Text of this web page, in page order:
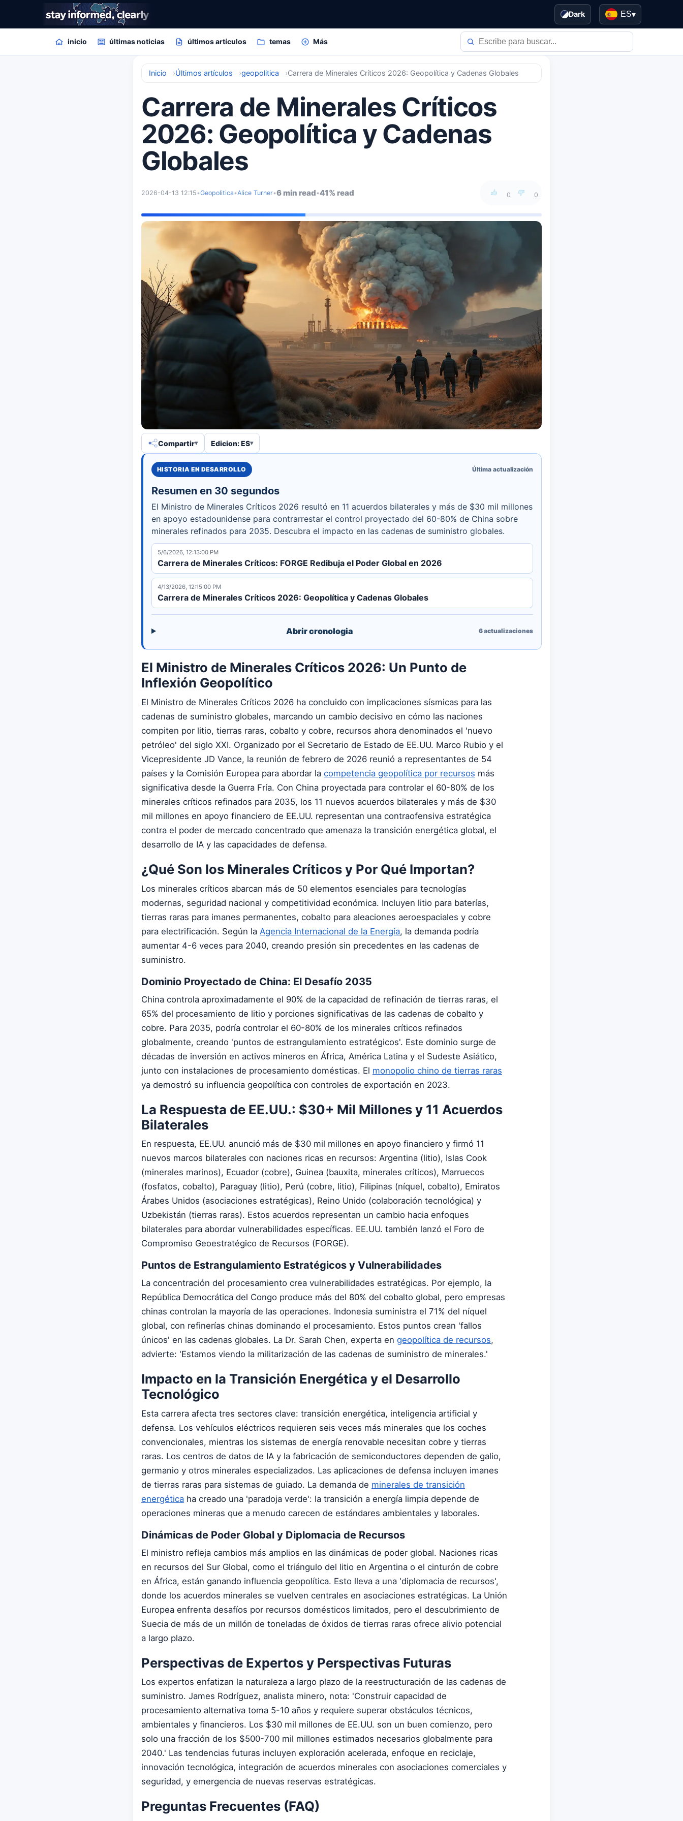
Dark ES▾
inicio últimas noticias últimos artículos temas Más
Inicio Últimos artículos geopolitica Carrera de Minerales Críticos 2026: Geopolítica y Cadenas Globales
Carrera de Minerales Críticos
2026: Geopolítica y Cadenas
Globales
0 0
2026-04-13 12:15•Geopolitica•Alice Turner•6 min read•41% read
Compartir Edicion: ES
HISTORIA EN DESARROLLO Última actualización
Resumen en 30 segundos
El Ministro de Minerales Críticos 2026 resultó en 11 acuerdos bilaterales y más de $30 mil millones
en apoyo estadounidense para contrarrestar el control proyectado del 60-80% de China sobre
minerales refinados para 2035. Descubra el impacto en las cadenas de suministro globales.
5/6/2026, 12:13:00 PM
Carrera de Minerales Críticos: FORGE Redibuja el Poder Global en 2026
4/13/2026, 12:15:00 PM
Carrera de Minerales Críticos 2026: Geopolítica y Cadenas Globales
Abrir cronologia 6actualizaciones
El Ministro de Minerales Críticos 2026: Un Punto de
Inflexión Geopolítico
El Ministro de Minerales Críticos 2026 ha concluido con implicaciones sísmicas para las
cadenas de suministro globales, marcando un cambio decisivo en cómo las naciones
compiten por litio, tierras raras, cobalto y cobre, recursos ahora denominados el 'nuevo
petróleo' del siglo XXI. Organizado por el Secretario de Estado de EE.UU. Marco Rubio y el
Vicepresidente JD Vance, la reunión de febrero de 2026 reunió a representantes de 54
países y la Comisión Europea para abordar la competencia geopolítica por recursos más
significativa desde la Guerra Fría. Con China proyectada para controlar el 60-80% de los
minerales críticos refinados para 2035, los 11 nuevos acuerdos bilaterales y más de $30
mil millones en apoyo financiero de EE.UU. representan una contraofensiva estratégica
contra el poder de mercado concentrado que amenaza la transición energética global, el
desarrollo de IA y las capacidades de defensa.
¿Qué Son los Minerales Críticos y Por Qué Importan?
Los minerales críticos abarcan más de 50 elementos esenciales para tecnologías
modernas, seguridad nacional y competitividad económica. Incluyen litio para baterías,
tierras raras para imanes permanentes, cobalto para aleaciones aeroespaciales y cobre
para electrificación. Según la Agencia Internacional de la Energía, la demanda podría
aumentar 4-6 veces para 2040, creando presión sin precedentes en las cadenas de
suministro.
Dominio Proyectado de China: El Desafío 2035
China controla aproximadamente el 90% de la capacidad de refinación de tierras raras, el
65% del procesamiento de litio y porciones significativas de las cadenas de cobalto y
cobre. Para 2035, podría controlar el 60-80% de los minerales críticos refinados
globalmente, creando 'puntos de estrangulamiento estratégicos'. Este dominio surge de
décadas de inversión en activos mineros en África, América Latina y el Sudeste Asiático,
junto con instalaciones de procesamiento domésticas. El monopolio chino de tierras raras
ya demostró su influencia geopolítica con controles de exportación en 2023.
La Respuesta de EE.UU.: $30+ Mil Millones y 11 Acuerdos
Bilaterales
En respuesta, EE.UU. anunció más de $30 mil millones en apoyo financiero y firmó 11
nuevos marcos bilaterales con naciones ricas en recursos: Argentina (litio), Islas Cook
(minerales marinos), Ecuador (cobre), Guinea (bauxita, minerales críticos), Marruecos
(fosfatos, cobalto), Paraguay (litio), Perú (cobre, litio), Filipinas (níquel, cobalto), Emiratos
Árabes Unidos (asociaciones estratégicas), Reino Unido (colaboración tecnológica) y
Uzbekistán (tierras raras). Estos acuerdos representan un cambio hacia enfoques
bilaterales para abordar vulnerabilidades específicas. EE.UU. también lanzó el Foro de
Compromiso Geoestratégico de Recursos (FORGE).
Puntos de Estrangulamiento Estratégicos y Vulnerabilidades
La concentración del procesamiento crea vulnerabilidades estratégicas. Por ejemplo, la
República Democrática del Congo produce más del 80% del cobalto global, pero empresas
chinas controlan la mayoría de las operaciones. Indonesia suministra el 71% del níquel
global, con refinerías chinas dominando el procesamiento. Estos puntos crean 'fallos
únicos' en las cadenas globales. La Dr. Sarah Chen, experta en geopolítica de recursos,
advierte: 'Estamos viendo la militarización de las cadenas de suministro de minerales.'
Impacto en la Transición Energética y el Desarrollo
Tecnológico
Esta carrera afecta tres sectores clave: transición energética, inteligencia artificial y
defensa. Los vehículos eléctricos requieren seis veces más minerales que los coches
convencionales, mientras los sistemas de energía renovable necesitan cobre y tierras
raras. Los centros de datos de IA y la fabricación de semiconductores dependen de galio,
germanio y otros minerales especializados. Las aplicaciones de defensa incluyen imanes
de tierras raras para sistemas de guiado. La demanda de minerales de transición
energética ha creado una 'paradoja verde': la transición a energía limpia depende de
operaciones mineras que a menudo carecen de estándares ambientales y laborales.
Dinámicas de Poder Global y Diplomacia de Recursos
El ministro refleja cambios más amplios en las dinámicas de poder global. Naciones ricas
en recursos del Sur Global, como el triángulo del litio en Argentina o el cinturón de cobre
en África, están ganando influencia geopolítica. Esto lleva a una 'diplomacia de recursos',
donde los acuerdos minerales se vuelven centrales en asociaciones estratégicas. La Unión
Europea enfrenta desafíos por recursos domésticos limitados, pero el descubrimiento de
Suecia de más de un millón de toneladas de óxidos de tierras raras ofrece alivio potencial
a largo plazo.
Perspectivas de Expertos y Perspectivas Futuras
Los expertos enfatizan la naturaleza a largo plazo de la reestructuración de las cadenas de
suministro. James Rodríguez, analista minero, nota: 'Construir capacidad de
procesamiento alternativa toma 5-10 años y requiere superar obstáculos técnicos,
ambientales y financieros. Los $30 mil millones de EE.UU. son un buen comienzo, pero
solo una fracción de los $500-700 mil millones estimados necesarios globalmente para
2040.' Las tendencias futuras incluyen exploración acelerada, enfoque en reciclaje,
innovación tecnológica, integración de acuerdos minerales con asociaciones comerciales y
seguridad, y emergencia de nuevas reservas estratégicas.
Preguntas Frecuentes (FAQ)